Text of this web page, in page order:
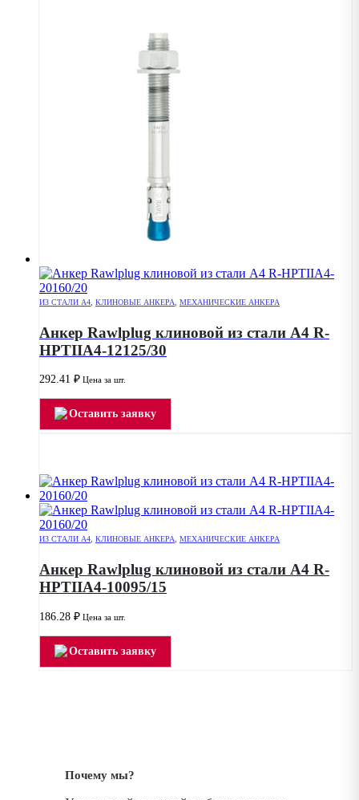
ИЗ СТАЛИ А4 КЛИНОВЫЕ АНКЕРА МЕХАНИЧЕСКИЕ АНКЕРА
Анкер Rawlplug клиновой из стали А4 R-
HPTIIA4-12125/30
292.41 ₽ Цена за шт.
Оставить заявку
ИЗ СТАЛИ А4, КЛИНОВЫЕ АНКЕРА, МЕХАНИЧЕСКИЕ АНКЕРА
Анкер Rawlplug клиновой из стали А4 R-
HPTIIA4-10095/15
186.28 ₽ Цена за шт.
Оставить заявку
Почему мы?